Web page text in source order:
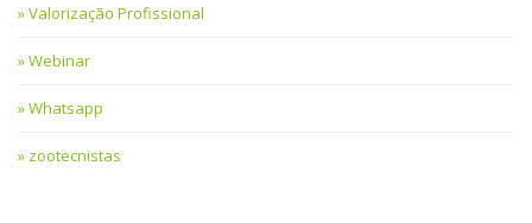
Valorização Profissional
Webinar
Whatsapp
zootecnistas